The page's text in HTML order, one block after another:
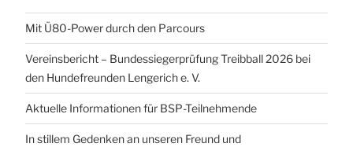
Mit Ü80-Power durch den Parcours
Vereinsbericht – Bundessiegerprüfung Treibball 2026 bei
den Hundefreunden Lengerich e. V.
Aktuelle Informationen für BSP-Teilnehmende
In stillem Gedenken an unseren Freund und